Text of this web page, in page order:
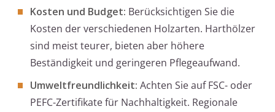
Kosten und Budget: Berücksichtigen Sie die
Kosten der verschiedenen Holzarten. Harthölzer
sind meist teurer, bieten aber höhere
Beständigkeit und geringeren Pflegeaufwand.
Umweltfreundlichkeit: Achten Sie auf FSC- oder
PEFC-Zertifikate für Nachhaltigkeit. Regionale